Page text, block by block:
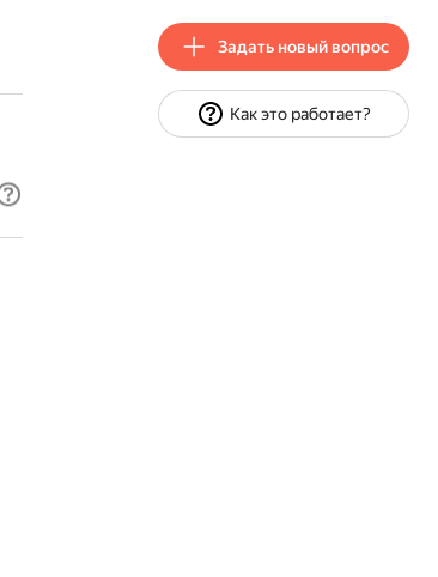
Задать новый вопрос
Как это работает?